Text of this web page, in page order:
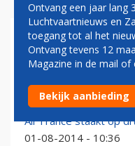
AIR FRANCE
KLM geen last van
02-08-2014 - 14:36
Air France staakt op
01-08-2014 - 10:36
Ontvang een jaar lang
Luchtvaartnieuws en
toegang tot al het
Ontvang tevens 12
Magazine in de mail of
Bekijk aanbieding